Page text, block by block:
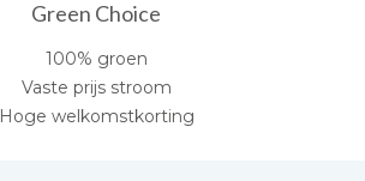
Green Choice
100% groen
Vaste prijs stroom
Hoge welkomstkorting